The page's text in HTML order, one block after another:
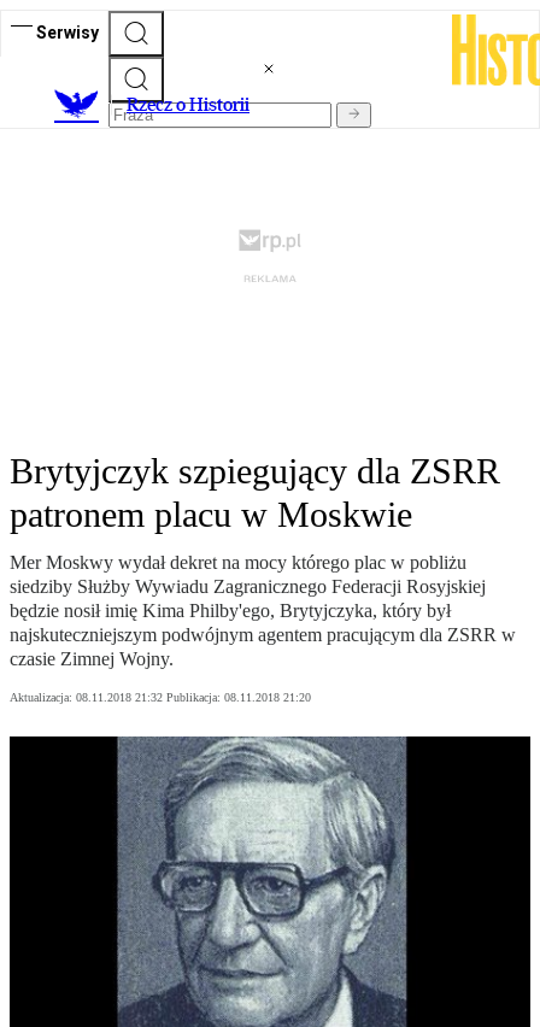
Serwisy
Rzecz o Historii
Brytyjczyk szpiegujący dla ZSRR
patronem placu w Moskwie
Mer Moskwy wydał dekret na mocy którego plac w pobliżu
siedziby Służby Wywiadu Zagranicznego Federacji Rosyjskiej
będzie nosił imię Kima Philby'ego, Brytyjczyka, który był
najskuteczniejszym podwójnym agentem pracującym dla ZSRR w
czasie Zimnej Wojny.
Aktualizacja: 08.11.2018 21:32 Publikacja: 08.11.2018 21:20